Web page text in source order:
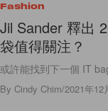
Fashion
Jil Sander 釋出
袋值得關注？
或許能找到下一個 IT
By Cindy Chim/2021年12